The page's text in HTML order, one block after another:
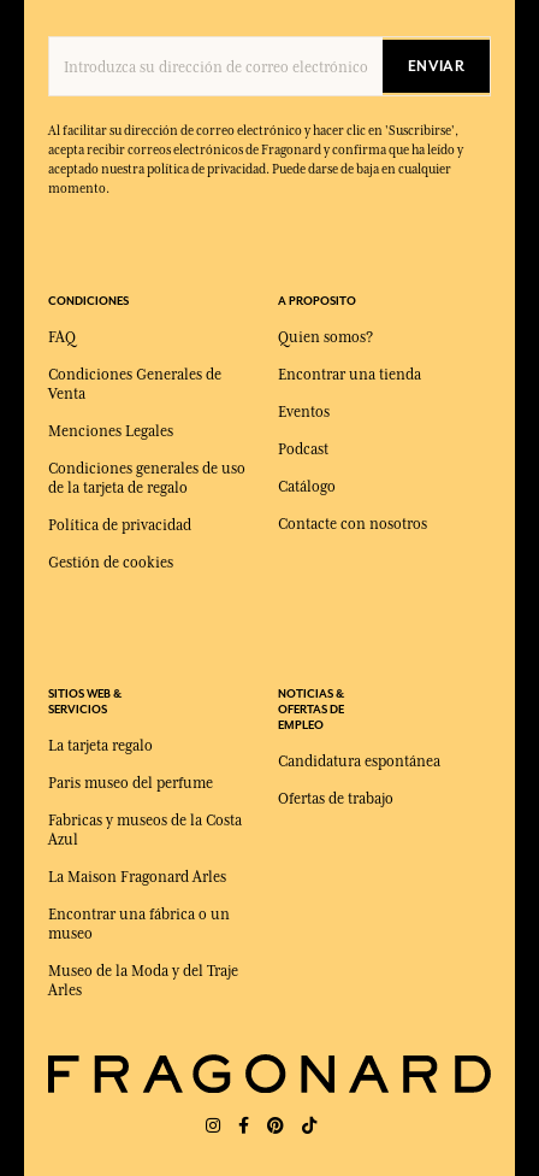
ENVIAR
Al facilitar su dirección de correo electrónico y hacer clic en 'Suscribirse',
acepta recibir correos electrónicos de Fragonard y confirma que ha leído y
aceptado nuestra política de privacidad. Puede darse de baja en cualquier
momento.
CONDICIONES
FAQ
Condiciones Generales de
Venta
Menciones Legales
Condiciones generales de uso
de la tarjeta de regalo
Política de privacidad
Gestión de cookies
SITIOS WEB &
SERVICIOS
La tarjeta regalo
Paris museo del perfume
Fabricas y museos de la Costa
Azul
La Maison Fragonard Arles
Encontrar una fábrica o un
museo
Museo de la Moda y del Traje
Arles
A PROPOSITO
Quien somos?
Encontrar una tienda
Eventos
Podcast
Catálogo
Contacte con nosotros
NOTICIAS &
OFERTAS DE
EMPLEO
Candidatura espontánea
Ofertas de trabajo